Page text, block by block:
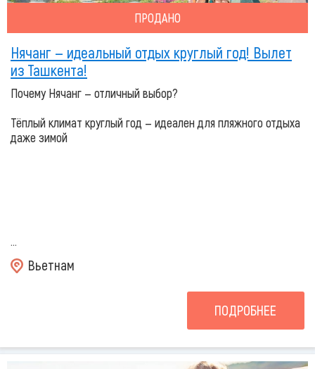
ПРОДАНО
Нячанг — идеальный отдых круглый год! Вылет
из Ташкента!
Почему Нячанг — отличный выбор?
Тёплый климат круглый год — идеален для пляжного отдыха
даже зимой
...
Вьетнам
ПОДРОБНЕЕ